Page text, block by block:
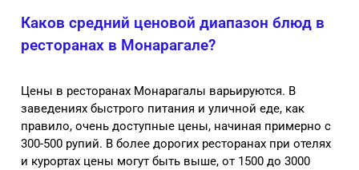
Каков средний ценовой диапазон блюд в
ресторанах в Монарагале?
Цены в ресторанах Монарагалы варьируются. В
заведениях быстрого питания и уличной еде, как
правило, очень доступные цены, начиная примерно с
300-500 рупий. В более дорогих ресторанах при отелях
и курортах цены могут быть выше, от 1500 до 3000